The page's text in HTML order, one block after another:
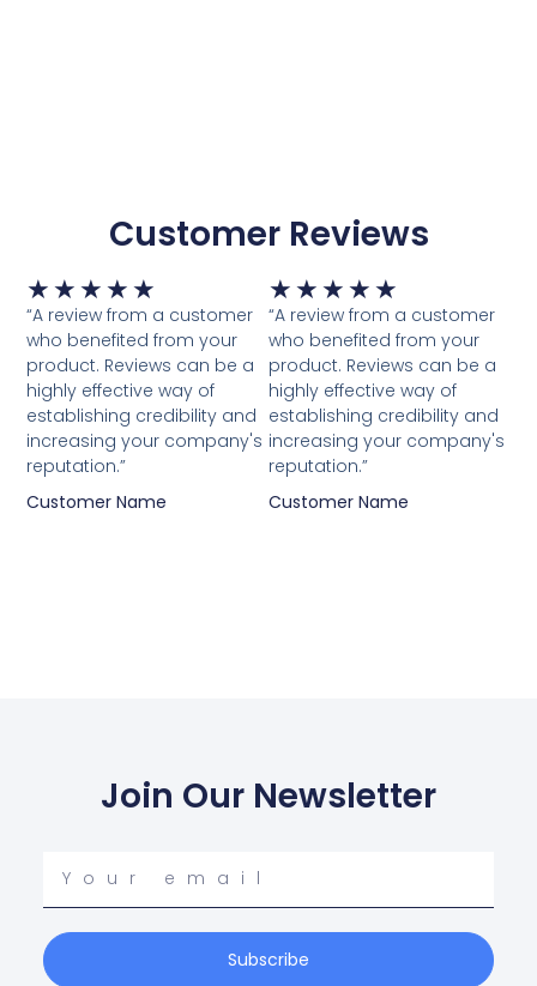
Customer Reviews
★ ★ ★ ★ ★ Waardering
5
van
5
“A review from a customer
who benefited from your
product. Reviews can be a
highly effective way of
establishing credibility and
increasing your company's
reputation.”
Customer Name
★ ★ ★ ★ ★
5
van
5
“A review from a customer
who benefited from your
product. Reviews can be a
highly effective way of
establishing credibility and
increasing your company's
reputation.”
Customer Name
Join Our Newsletter
email
Subscribe